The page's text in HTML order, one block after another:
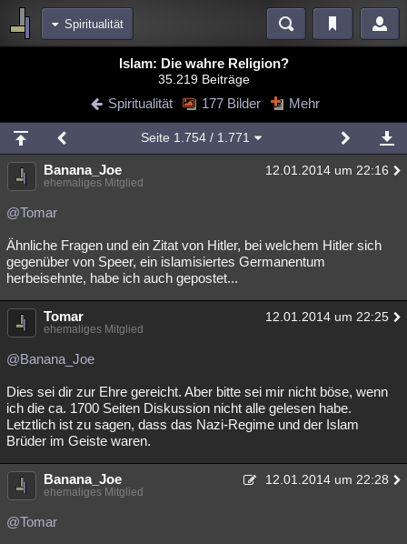
Spiritualität
Diskussionen Blogs Videos
Chat Wiki Neuigkeiten
meine Rubriken
Menschen Wissenschaft Mystery Kriminalfälle
Spiritualität
Natur Umfragen Unterhaltung
weitere Rubriken
Philosophie Träume Orte Esoterik Literatur
Astronomie Helpdesk
Übersichten
Besucht Teilgenommen Alle Neue Geschlossen
Lesenswert Schlüsselwörter
Islam: Die wahre Religion?
35.219 Beiträge
Spiritualität 177 Bilder Mehr
Seite 1.754/ 1.771
Banana_Joe 12.01.2014 um 22:16
ehemaliges Mitglied
@Tomar
Ähnliche Fragen und ein Zitat von Hitler, bei welchem Hitler sich
gegenüber von Speer, ein islamisiertes Germanentum
herbeisehnte, habe ich auch gepostet...
Tomar 12.01.2014 um 22:25
ehemaliges Mitglied
@Banana_Joe
Dies sei dir zur Ehre gereicht. Aber bitte sei mir nicht böse, wenn
ich die ca. 1700 Seiten Diskussion nicht alle gelesen habe.
Letztlich ist zu sagen, dass das Nazi-Regime und der Islam
Brüder im Geiste waren.
Banana_Joe 12.01.2014 um 22:28
ehemaliges Mitglied
@Tomar